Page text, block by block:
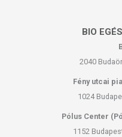
BIO
2040
Fény utcai
1024
Pólus Center
1152